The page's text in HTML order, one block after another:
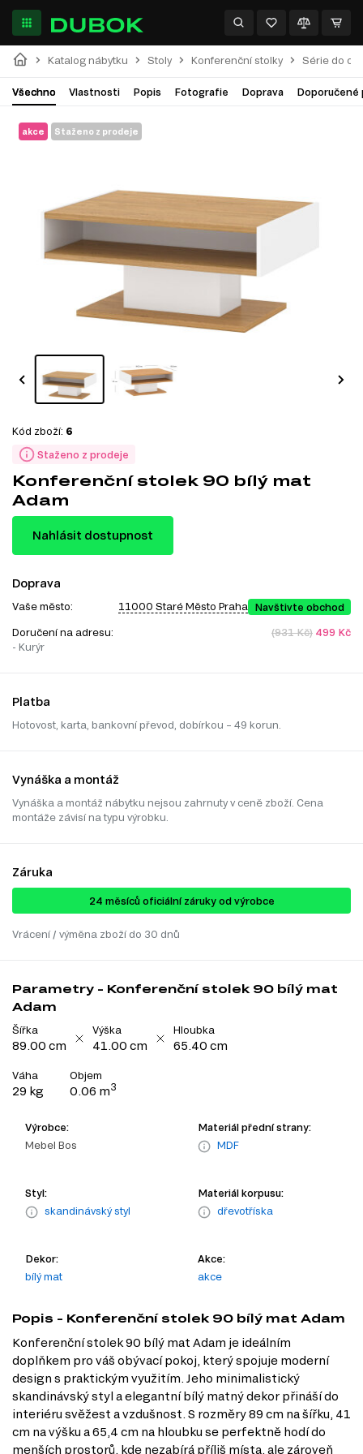
Katalog nábytku Stoly Konferenční stolky Série do
Všechno Vlastnosti Popis Fotografie Doprava Doporučené
akce Staženo z prodeje
Staženo z prodeje
Kód zboží: 6
Konferenční stolek 90 bílý mat
Adam
Nahlásit dostupnost
Doprava
Vaše město: 11000 Staré Město Praha Navštivte obchod
Doručení na adresu:
- Kurýr
(931 Kč) 499 Kč
Platba
Hotovost, karta, bankovní převod, dobírkou – 49 korun.
Vynáška a montáž
Vynáška a montáž nábytku nejsou zahrnuty v ceně zboží. Cena
montáže závisí na typu výrobku.
Záruka
24 ​​​​měsíců oficiální záruky od výrobce
Vrácení / výměna zboží do 30 dnů
Parametry - Konferenční stolek 90 bílý mat
Adam
Šířka
89.00 cm
Výška
41.00 cm
Hloubka
65.40 cm
Váha
29 kg
Objem
0.06 m3
Výrobce:
Mebel Bos
Materiál přední strany:
MDF
Styl:
skandinávský styl
Materiál korpusu:
dřevotříska
Dekor:
bílý mat
Akce:
akce
Popis - Konferenční stolek 90 bílý mat Adam
Konferenční stolek 90 bílý mat Adam je ideálním
doplňkem pro váš obývací pokoj, který spojuje moderní
design s praktickým využitím. Jeho minimalistický
skandinávský styl a elegantní bílý matný dekor přináší do
interiéru svěžest a vzdušnost. S rozměry 89 cm na šířku, 41
cm na výšku a 65,4 cm na hloubku se perfektně hodí do
menších prostorů, kde nezabírá příliš místa, ale zároveň